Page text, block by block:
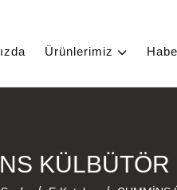
Ürünlerimiz